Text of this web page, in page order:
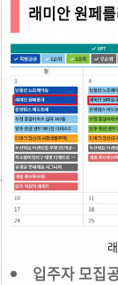
래미안 원페
입주자 모집